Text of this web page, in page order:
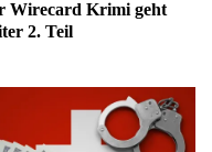
Wirecard Krimi geht
2. Teil